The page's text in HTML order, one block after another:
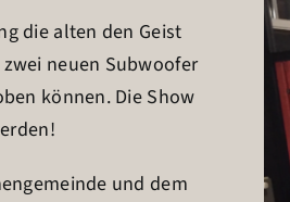
die alten den Geist
neuen Subwoofer
können. Die Show
und dem